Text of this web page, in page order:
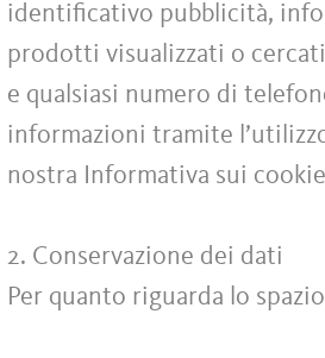
identificativo pubblicità,
prodotti visualizzati o
e qualsiasi numero di
informazioni tramite
nostra Informativa sui
2. Conservazione dei dati
Per quanto riguarda lo